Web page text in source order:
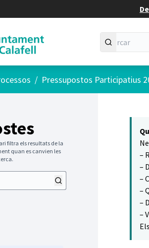
/ Pressupostos Participatius
filtra els resultats de la
quan es canvien les
–
–
–
–
–
–